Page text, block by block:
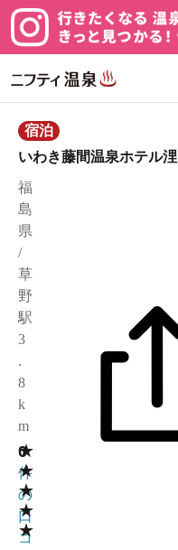
宿泊
いわき藤間温泉ホテル浬
福
島
県
/
草
野
駅
3
.
8
k
m
★
★
★
★
★
0
0
件
の
口
コ